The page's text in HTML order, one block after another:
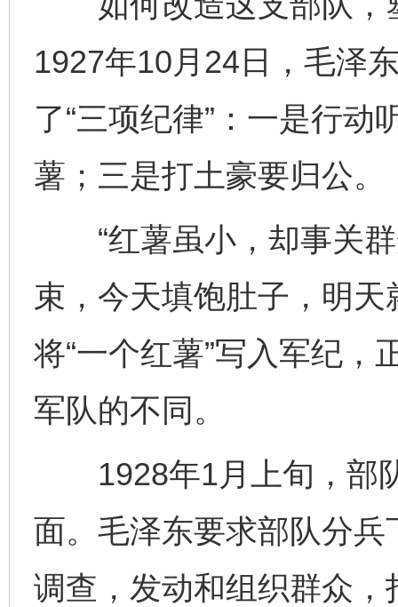
1927年10月24日，毛泽
了“三项纪律”：一是行
薯；三是打土豪要归公。
“红薯虽小，却事关群
束，今天填饱肚子，明
将“一个红薯”写入军纪，
军队的不同。
1928年1月上旬，部
面。毛泽东要求部队分
调查，发动和组织群众